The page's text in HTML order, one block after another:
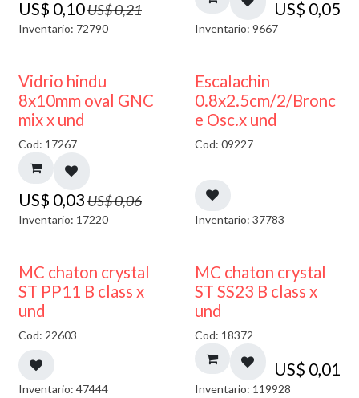
US$ 0,10US$0,21
Inventario: 72790
US$ 0,05
Inventario: 9667
50% DESCUENTO
Vidrio hindu
8x10mm oval GNC
mix x und
Cod: 17267
US$ 0,03US$0,06
Inventario: 17220
Escalachin
0.8x2.5cm/2/Bronc
e Osc.x und
Cod: 09227
Inventario: 37783
MC chaton crystal
ST PP11 B class x
und
Cod: 22603
Inventario: 47444
MC chaton crystal
ST SS23 B class x
und
Cod: 18372
US$ 0,01
Inventario: 119928